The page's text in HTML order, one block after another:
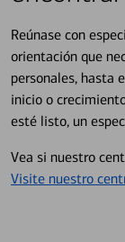
Reúnase con
orientación que
personales, hasta
inicio o
esté listo, un
Vea si nuestro
Visite nuestro